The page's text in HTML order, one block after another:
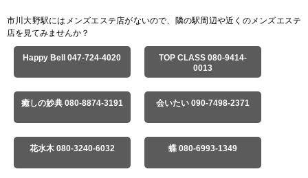
市川大野駅にはメンズエステ店がないので、隣の駅周辺や近くのメンズエステ
店を見てみませんか？
Happy Bell 047-724-4020
TOP CLASS 080-9414-
0013
癒しの妙典 080-8874-3191 会いたい 090-7498-2371
花水木 080-3240-6032 蝶 080-6993-1349